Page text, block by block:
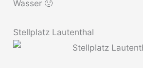
Wasser 🙁
Stellplatz Lautenthal